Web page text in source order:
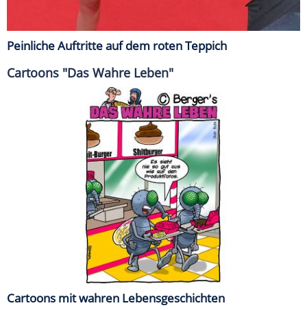
Peinliche Auftritte auf dem roten Teppich
Cartoons "Das Wahre Leben"
Cartoons mit wahren Lebensgeschichten